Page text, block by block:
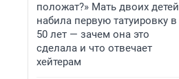
положат?» Мать двоих детей
набила первую татуировку в
50 лет — зачем она это
сделала и что отвечает
хейтерам